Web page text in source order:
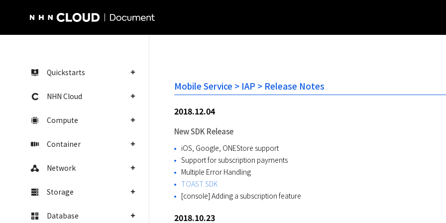
Quickstarts
NHN Cloud
Compute
Container
Network
Storage
Database
Mobile Service > IAP > Release Notes
2018.12.04
New SDK Release
iOS, Google, ONEStore support
Support for subscription payments
Multiple Error Handling
TOAST SDK
[console] Adding a subscription feature
2018.10.23